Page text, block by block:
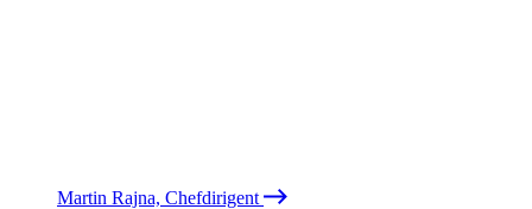
Martin Rajna, Chefdirigent